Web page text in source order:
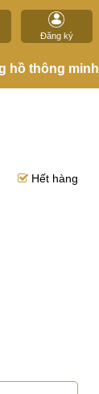
Đăng ký
hồ thông minh
Hết hàng